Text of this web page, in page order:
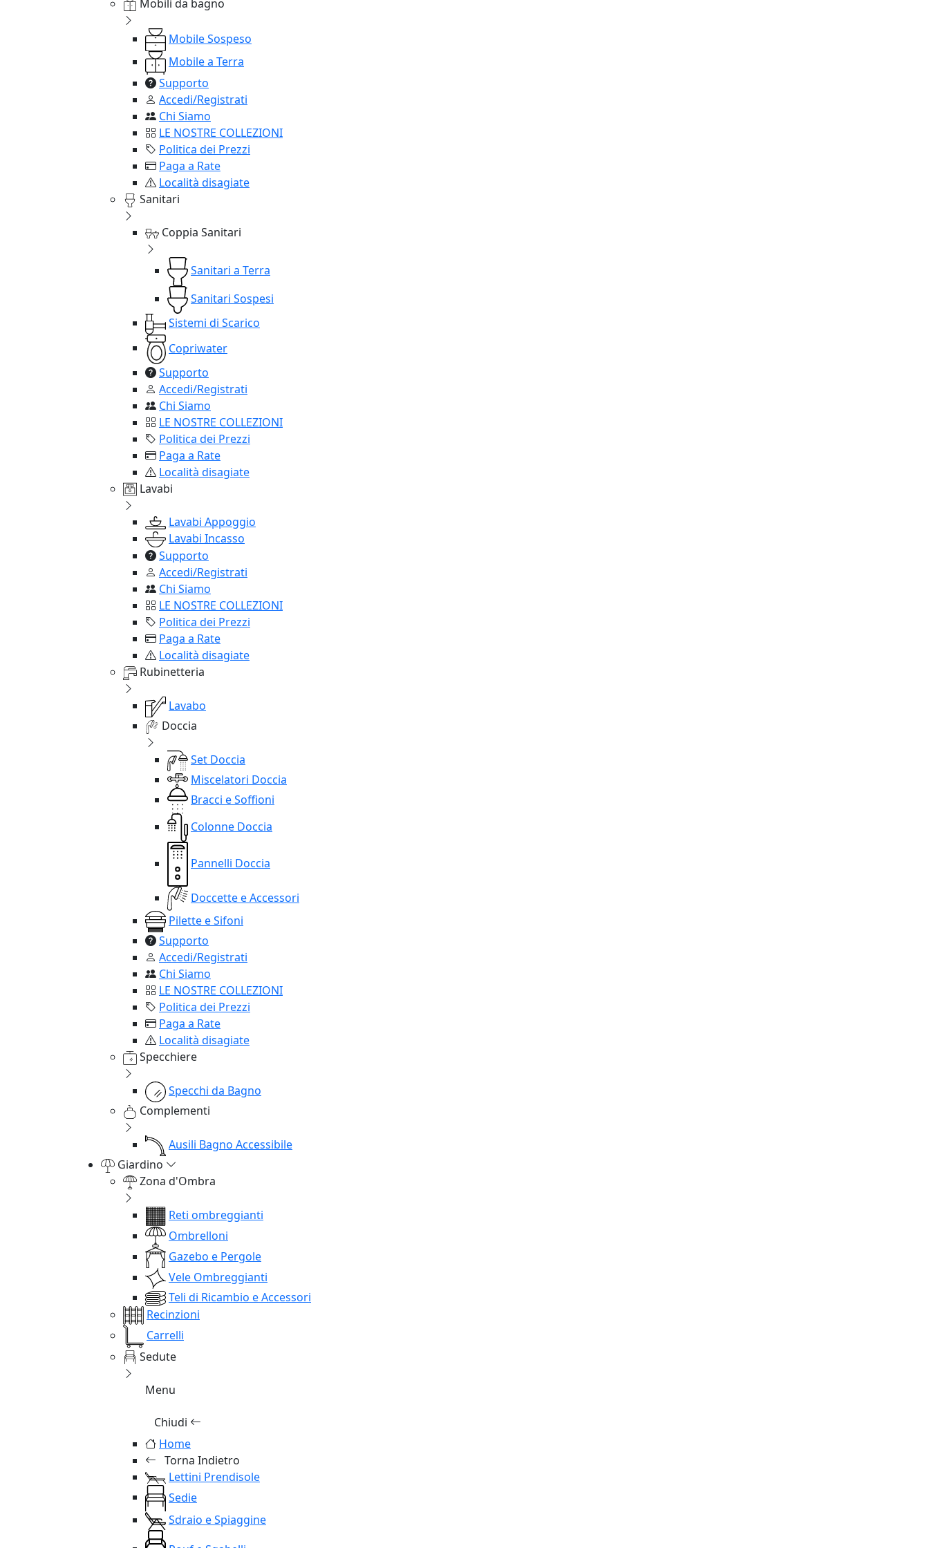
Mobili da bagno
Mobile Sospeso
Mobile a Terra
Supporto
Accedi/Registrati
Chi Siamo
LE NOSTRE COLLEZIONI
Politica dei Prezzi
Paga a Rate
Località disagiate
Sanitari
Coppia Sanitari
Sanitari a Terra
Sanitari Sospesi
Sistemi di Scarico
Copriwater
Supporto
Accedi/Registrati
Chi Siamo
LE NOSTRE COLLEZIONI
Politica dei Prezzi
Paga a Rate
Località disagiate
Lavabi
Lavabi Appoggio
Lavabi Incasso
Supporto
Accedi/Registrati
Chi Siamo
LE NOSTRE COLLEZIONI
Politica dei Prezzi
Paga a Rate
Località disagiate
Rubinetteria
Lavabo
Doccia
Set Doccia
Miscelatori Doccia
Bracci e Soffioni
Colonne Doccia
Pannelli Doccia
Doccette e Accessori
Pilette e Sifoni
Supporto
Accedi/Registrati
Chi Siamo
LE NOSTRE COLLEZIONI
Politica dei Prezzi
Paga a Rate
Località disagiate
Specchiere
Specchi da Bagno
Complementi
Ausili Bagno Accessibile
Giardino
Zona d'Ombra
Reti ombreggianti
Ombrelloni
Gazebo e Pergole
Vele Ombreggianti
Teli di Ricambio e Accessori
Recinzioni
Carrelli
Sedute
Menu
Chiudi
Home
Torna Indietro
Lettini Prendisole
Sedie
Sdraio e Spiaggine